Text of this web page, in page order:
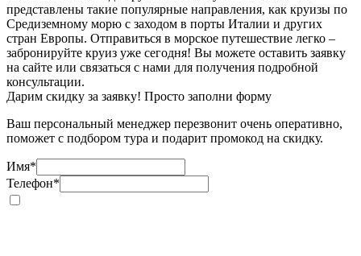
представлены такие популярные направления, как круизы по
Средиземному морю с заходом в порты Италии и других
стран Европы. Отправиться в морское путешествие легко –
забронируйте круиз уже сегодня! Вы можете оставить заявку
на сайте или связаться с нами для получения подробной
консультации.
Дарим скидку за заявку! Просто заполни форму
Ваш персональный менеджер перезвонит очень оперативно,
поможет с подбором тура и подарит промокод на скидку.
Имя*
Телефон*